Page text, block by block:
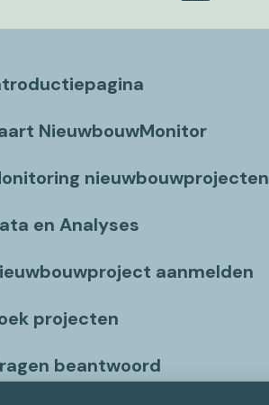
NieuwbouwMonitor
nieuwbouwprojecten
en Analyses
aanmelden
projecten
beantwoord